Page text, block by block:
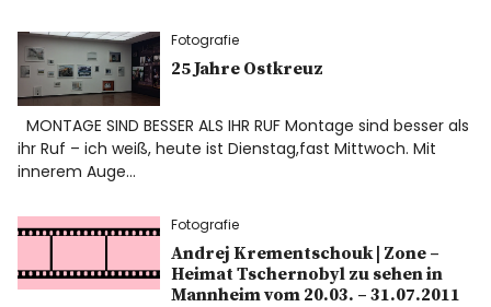
f I P
Fotografie
25 Jahre Ostkreuz
MONTAGE SIND BESSER ALS IHR RUF Montage sind besser als
ihr Ruf – ich weiß, heute ist Dienstag,fast Mittwoch. Mit
innerem Auge…
Fotografie
Andrej Krementschouk | Zone –
Heimat Tschernobyl zu sehen in
Mannheim vom 20.03. – 31.07.2011